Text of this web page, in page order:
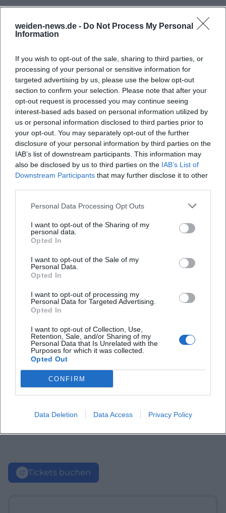
weiden-news.de - Do Not Process My Personal
Information
If you wish to opt-out of the sale, sharing to third parties, or
processing of your personal or sensitive information for
targeted advertising by us, please use the below opt-out
section to confirm your selection. Please note that after your
opt-out request is processed you may continue seeing
interest-based ads based on personal information utilized by
us or personal information disclosed to third parties prior to
your opt-out. You may separately opt-out of the further
disclosure of your personal information by third parties on the
IAB’s list of downstream participants. This information may
also be disclosed by us to third parties on the IAB’s List of
Downstream Participants that may further disclose it to other
Personal Data Processing Opt Outs
I want to opt-out of the Sharing of my
personal data.
Opted In
I want to opt-out of the Sale of my
Personal Data.
Opted In
I want to opt-out of processing my
Personal Data for Targeted Advertising.
Opted In
I want to opt-out of Collection, Use,
Retention, Sale, and/or Sharing of my
Personal Data that Is Unrelated with the
Purposes for which it was collected.
Opted Out
CONFIRM
Data Deletion Data Access Privacy Policy
Wo ist der Veranstaltungsort?
Was erwartet mich bei der Veranstaltung?
Gibt es Informationen zu den Eintrittspreisen?
Ist der Veranstaltungsort barrierefrei zugänglich?
Tickets buchen